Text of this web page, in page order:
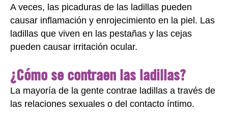
A veces, las picaduras de las ladillas pueden
causar inflamación y enrojecimiento en la piel. Las
ladillas que viven en las pestañas y las cejas
pueden causar irritación ocular.
¿Cómo se contraen las ladillas?
La mayoría de la gente contrae ladillas a través de
las relaciones sexuales o del contacto íntimo.